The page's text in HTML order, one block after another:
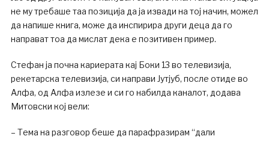
не му требаше таа позиција да ја извади на тој начин, можел
да напише книга, може да инспирира други деца да го
направат тоа да мислат дека е позитивен пример.
Стефан ја почна кариерата кај Боки 13 во телевизија,
рекетарска телевизија, си направи Јутјуб, после отиде во
Алфа, од Алфа излезе и си го набилда каналот, додава
Митовски кој вели:
– Тема на разговор беше да парафразирам “дали